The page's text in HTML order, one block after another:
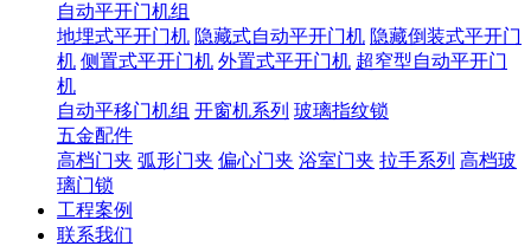
自动平开门机组
地埋式平开门机 隐藏式自动平开门机 隐藏倒装式平开门
机 侧置式平开门机 外置式平开门机 超窄型自动平开门
机
自动平移门机组 开窗机系列 玻璃指纹锁
五金配件
高档门夹 弧形门夹 偏心门夹 浴室门夹 拉手系列 高档玻
璃门锁
工程案例
联系我们